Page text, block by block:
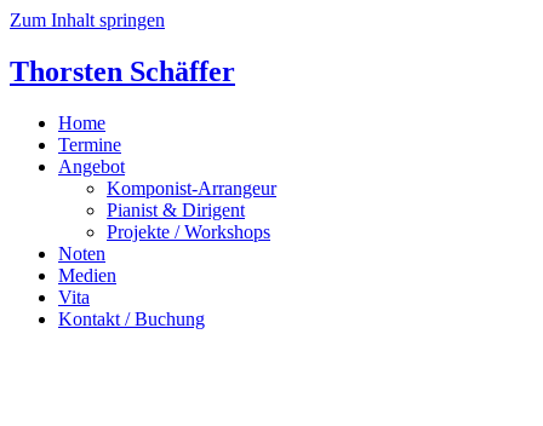
Zum Inhalt springen
Thorsten Schäffer
Home
Termine
Angebot
Komponist-Arrangeur
Pianist & Dirigent
Projekte / Workshops
Noten
Medien
Vita
Kontakt / Buchung